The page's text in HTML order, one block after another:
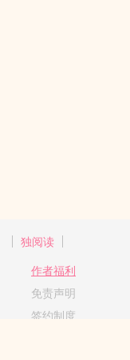
独阅读
作者福利
免责声明
签约制度